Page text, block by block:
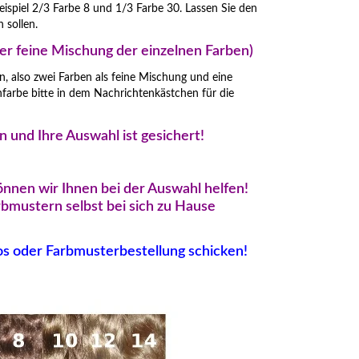
2/3 Farbe 8 und 1/3 Farbe 30. Lassen Sie den
sollen.
feine Mischung der einzelnen Farben)
also zwei Farben als feine Mischung und eine
bitte in dem Nachrichtenkästchen für die
und Ihre Auswahl ist gesichert!
wir Ihnen bei der Auswahl helfen!
selbst bei sich zu Hause
oder Farbmusterbestellung schicken!